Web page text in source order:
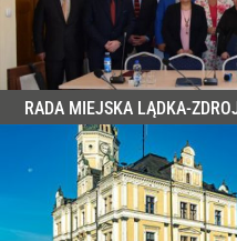
RADA MIEJSKA LĄDKA-